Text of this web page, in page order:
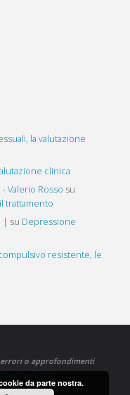
la valutazione
clinica
Valerio Rosso su
trattamento
su Depressione
resistente, le
errori o approfondimenti
da parte nostra.